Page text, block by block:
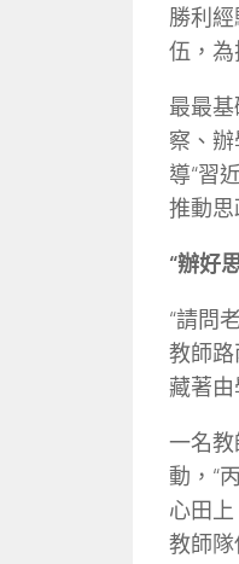
勝利
伍，為
最最
察、
導“習
推動思
“辦好
“請問
教師
藏著由
一名
動，“
心田
教師